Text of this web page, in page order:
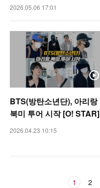
2026.05.06 17:01
BTS(방탄소년단), 아리랑
북미 투어 시작 [O! STAR]
2026.04.23 10:15
1 2